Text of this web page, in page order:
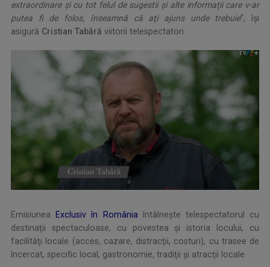
extraordinare şi cu tot felul de sugestii şi alte informaţii care v-ar
putea fi de folos, înseamnă că aţi ajuns unde trebuie”, îşi
asigură Cristian Tabără viitorii telespectatori.
Emisiunea Exclusiv în Româniaîntâlneşte telespectatorul cu
destinaţii spectaculoase, cu povestea şi istoria locului, cu
facilităţi locale (acces, cazare, distracţii, costuri), cu trasee de
încercat, specific local, gastronomie, tradiţii şi atracţii locale.